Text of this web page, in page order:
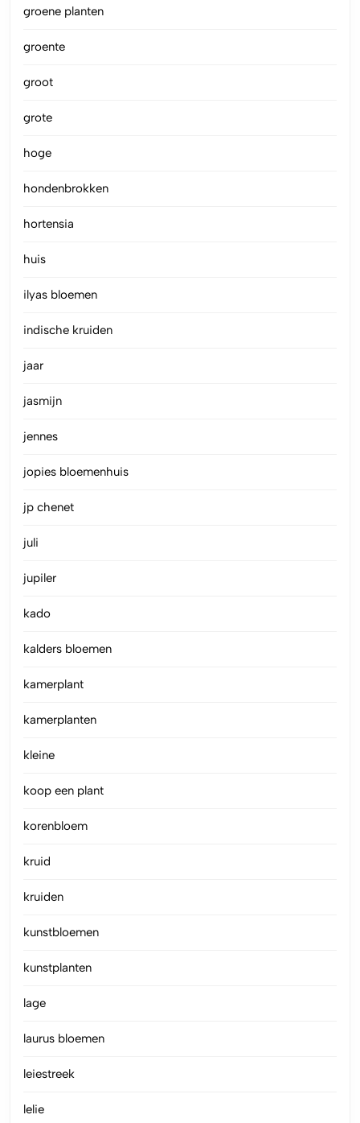
groene planten
groente
groot
grote
hoge
hondenbrokken
hortensia
huis
ilyas bloemen
indische kruiden
jaar
jasmijn
jennes
jopies bloemenhuis
jp chenet
juli
jupiler
kado
kalders bloemen
kamerplant
kamerplanten
kleine
koop een plant
korenbloem
kruid
kruiden
kunstbloemen
kunstplanten
lage
laurus bloemen
leiestreek
lelie